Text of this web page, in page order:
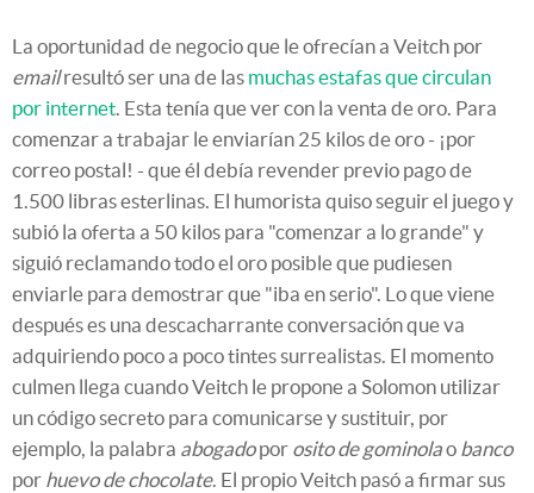
La oportunidad de negocio que le ofrecían a Veitch por
emailresultó ser una de las muchas estafas que circulan
por internet. Esta tenía que ver con la venta de oro. Para
comenzar a trabajar le enviarían 25 kilos de oro - ¡por
correo postal! - que él debía revender previo pago de
1.500 libras esterlinas. El humorista quiso seguir el juego y
subió la oferta a 50 kilos para "comenzar a lo grande" y
siguió reclamando todo el oro posible que pudiesen
enviarle para demostrar que "iba en serio". Lo que viene
después es una descacharrante conversación que va
adquiriendo poco a poco tintes surrealistas. El momento
culmen llega cuando Veitch le propone a Solomon utilizar
un código secreto para comunicarse y sustituir, por
ejemplo, la palabra abogadopor osito de gominolao banco
por huevo de chocolate. El propio Veitch pasó a firmar sus